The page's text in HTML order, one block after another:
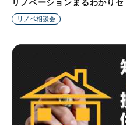
リノベーションまるわかり
リノベ相談会